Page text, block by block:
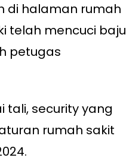
di halaman rumah
telah mencuci baju
petugas
tali, security yang
rumah sakit